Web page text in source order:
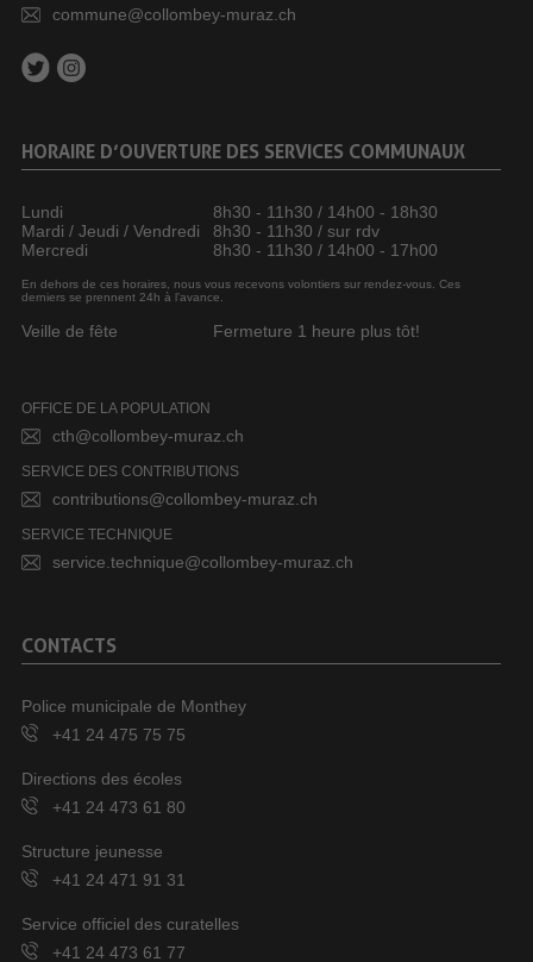
commune@collombey-muraz.ch
HORAIRE D’OUVERTURE DES SERVICES COMMUNAUX
Lundi
8h30 - 11h30 / 14h00 - 18h30
Mardi / Jeudi / Vendredi
8h30 - 11h30 / sur rdv
Mercredi
8h30 - 11h30 / 14h00 - 17h00
En dehors de ces horaires, nous vous recevons volontiers sur rendez-vous. Ces
derniers se prennent 24h à l’avance.
Veille de fête Fermeture 1 heure plus tôt!
OFFICE DE LA POPULATION
cth@collombey-muraz.ch
SERVICE DES CONTRIBUTIONS
contributions@collombey-muraz.ch
SERVICE TECHNIQUE
service.technique@collombey-muraz.ch
CONTACTS
Police municipale de Monthey
+41 24 475 75 75
Directions des écoles
+41 24 473 61 80
Structure jeunesse
+41 24 471 91 31
Service officiel des curatelles
+41 24 473 61 77